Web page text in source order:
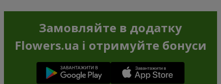
Замовляйте в додатку
Flowers.ua і отримуйте бонуси